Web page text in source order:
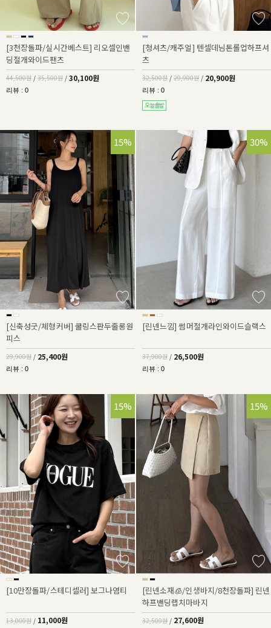
[3천장돌파/실시간베스트] 리오셀인밴
딩절개와이드팬츠
44,500원 / 35,500원 / 30,100원
리뷰 : 0
[청셔츠/캐주얼] 텐셀데님톤롤업하프셔
츠
32,500원 / 29,900원 / 20,900원
리뷰 : 0
15%
[신축성굿/체형커버] 쿨링스판두줄롱원
피스
29,900원 / 25,400원
리뷰 : 0
30%
[린넨느낌] 썸머절개라인와이드슬랙스
37,900원 / 26,500원
리뷰 : 0
15%
[10만장돌파/스테디셀러] 보그나염티
13,000원 / 11,000원
15%
[린넨소재🧊/인생바지/8천장돌파] 린넨
하프밴딩랩치마바지
32,500원 / 27,600원